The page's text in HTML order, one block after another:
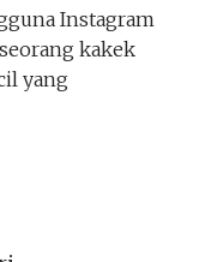
Instagram
kakek
yang